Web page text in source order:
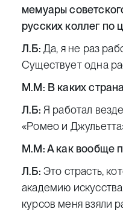
мемуары
русских коллег по
Л.Б: Да, я не раз
Существует одна
М.М: В каких
Л.Б: Я работал
«Ромео и
М.М: А как вообще
Л.Б: Это страсть,
академию
курсов меня взяли